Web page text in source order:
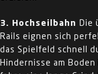
3. Hochseilbahn
Die
Rails eignen sich
das Spielfeld schnell
Hindernisse am